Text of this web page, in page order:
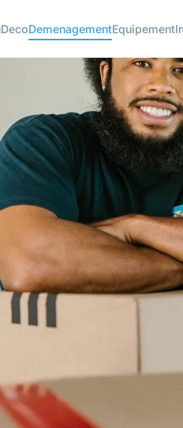
DecoDemenagementEquipement